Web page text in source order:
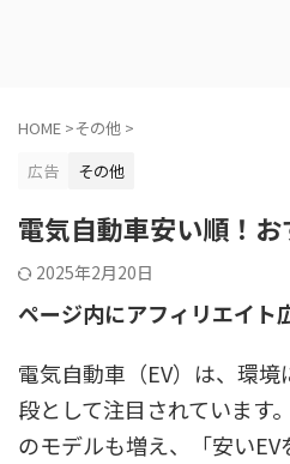
HOME >その他 >
広告
その他
電気自動車安い順！
2025年2月20日
ページ内にアフィリエイト
電気自動車（EV）は、環
段として注目されています
のモデルも増え、「安い